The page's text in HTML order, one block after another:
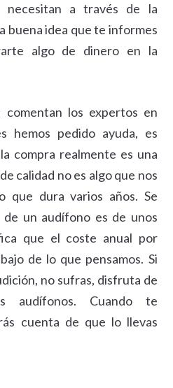
necesitan a través de la
buena idea que te informes
algo de dinero en la
comentan los expertos en
hemos pedido ayuda, es
compra realmente es una
calidad no es algo que nos
que dura varios años. Se
un audífono es de unos
que el coste anual por
de lo que pensamos. Si
no sufras, disfruta de
audífonos. Cuando te
cuenta de que lo llevas